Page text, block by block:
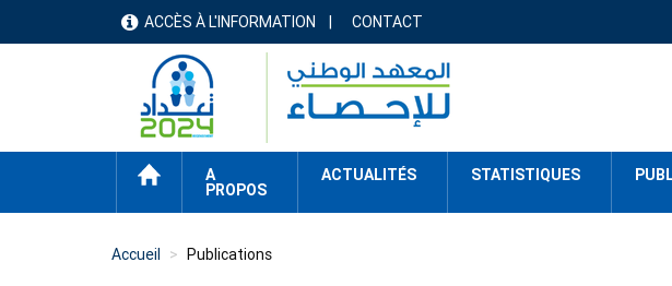
menu
header
ACCÈS À L'INFORMATION CONTACT
ACCUEIL
A
PROPOS
ACTUALITÉS STATISTIQUES
Accueil Publications